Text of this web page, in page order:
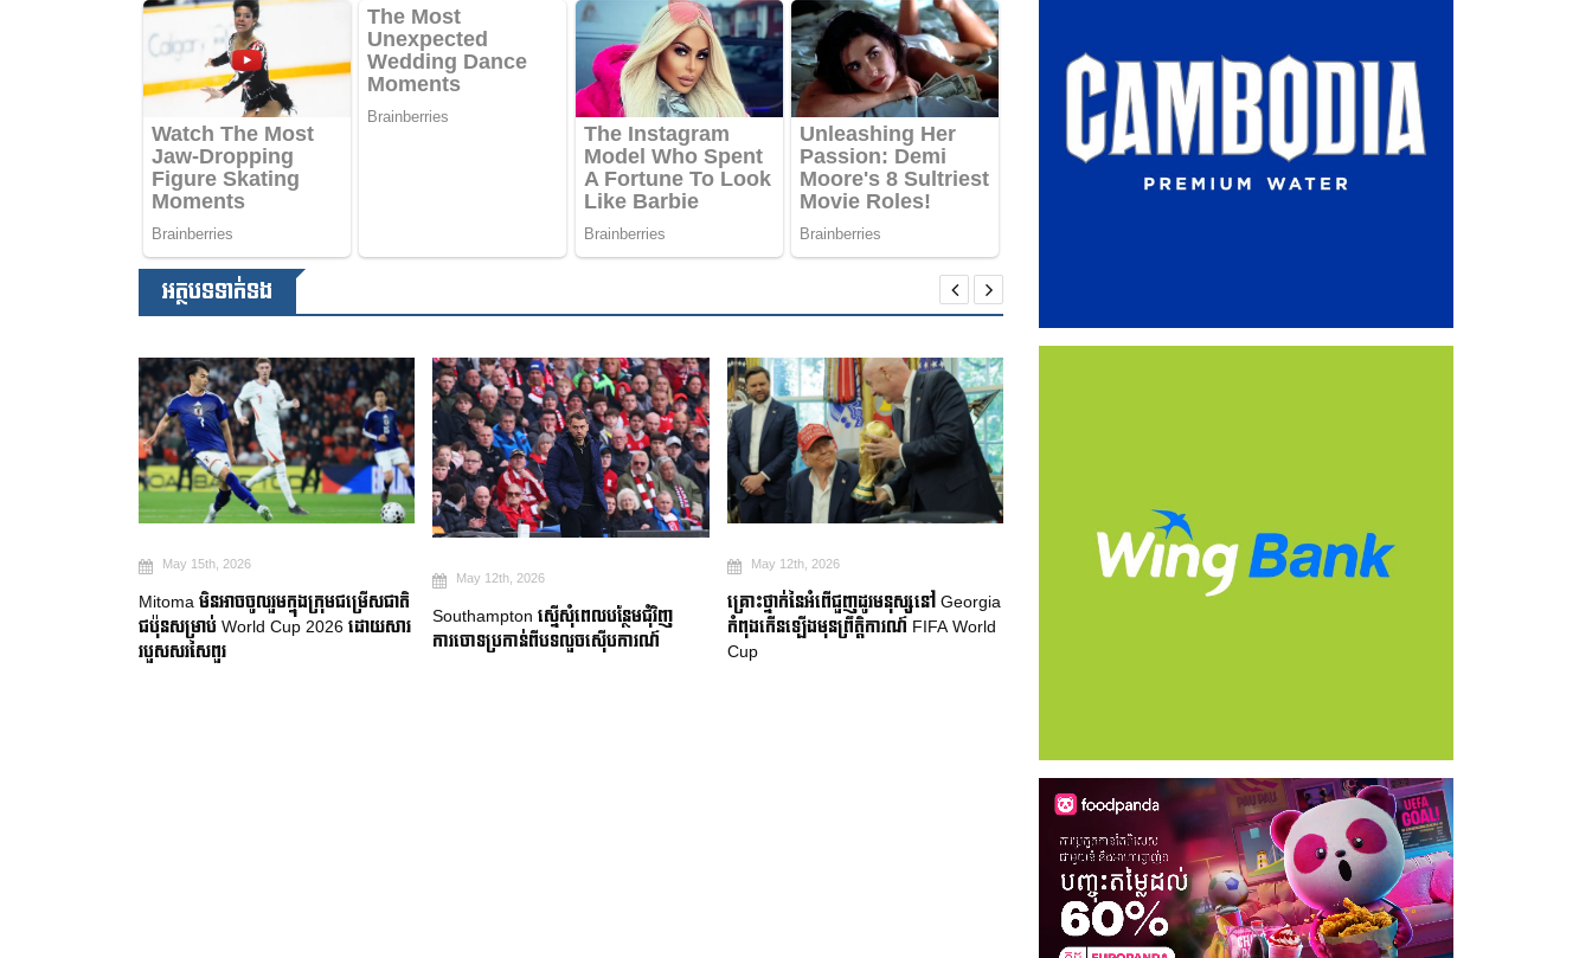
អត្ថបទទាក់ទង
Southampton ស្នើសុំពេលបន្ថែមជុំវិញ
ការចោទប្រកាន់ពីបទលួចស៊ើបការណ៍
គ្រោះថ្នាក់នៃអំពើជួញដូរមនុស្សនៅ Georgia
កំពុងកើនឡើងមុនព្រឹត្តិការណ៍ FIFA World
Cup
May 8th, 2026
Aston Villa យកឈ្នះ Nottingham
Forest ឡើងទៅវគ្គផ្តាច់ព្រ័ត្រ Europa
League
June 1st, 2026
Liverpool នឹងចាប់ផ្តើមការចរចាជាផ្លូវការ
May 21st, 2026